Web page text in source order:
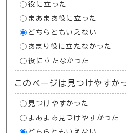
役に立った
まあまあ役に立った
どちらともいえない
あまり役に立たなかった
役に立たなかった
このページは見つけやすか
見つけやすかった
まあまあ見つけやすかった